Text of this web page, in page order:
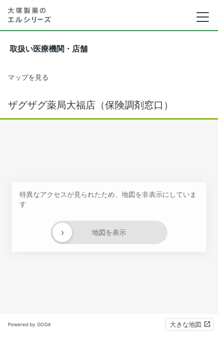
取扱い医療機関・店舗
マップを見る
ザグザグ薬局大福店（保険調剤窓口）
特異なアクセスが見られたため、地図を非表示にしていま
す
地図を表示
›
Powered by GOGA 大きな地図